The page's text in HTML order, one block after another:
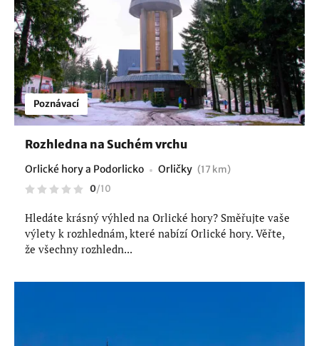
Poznávací
Rozhledna na Suchém vrchu
Orlické hory a Podorlicko Orličky (17 km)
0/10
Hledáte krásný výhled na Orlické hory? Směřujte vaše
výlety k rozhlednám, které nabízí Orlické hory. Věřte,
že všechny rozhledn...